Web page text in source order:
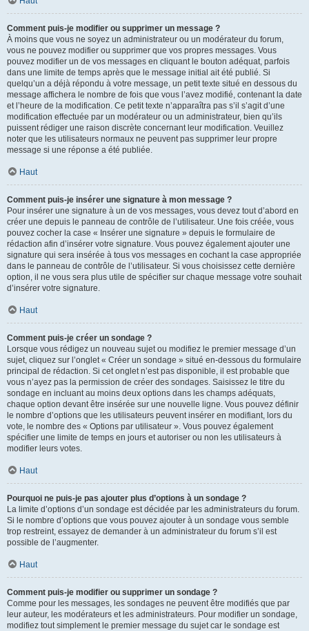
Comment puis-je modifier ou supprimer un message ?
À moins que vous ne soyez un administrateur ou un modérateur du forum,
vous ne pouvez modifier ou supprimer que vos propres messages. Vous
pouvez modifier un de vos messages en cliquant le bouton adéquat, parfois
dans une limite de temps après que le message initial ait été publié. Si
quelqu’un a déjà répondu à votre message, un petit texte situé en dessous du
message affichera le nombre de fois que vous l’avez modifié, contenant la date
et l’heure de la modification. Ce petit texte n’apparaîtra pas s’il s’agit d’une
modification effectuée par un modérateur ou un administrateur, bien qu’ils
puissent rédiger une raison discrète concernant leur modification. Veuillez
noter que les utilisateurs normaux ne peuvent pas supprimer leur propre
message si une réponse a été publiée.
Haut
Comment puis-je insérer une signature à mon message ?
Pour insérer une signature à un de vos messages, vous devez tout d’abord en
créer une depuis le panneau de contrôle de l’utilisateur. Une fois créée, vous
pouvez cocher la case « Insérer une signature » depuis le formulaire de
rédaction afin d’insérer votre signature. Vous pouvez également ajouter une
signature qui sera insérée à tous vos messages en cochant la case appropriée
dans le panneau de contrôle de l’utilisateur. Si vous choisissez cette dernière
option, il ne vous sera plus utile de spécifier sur chaque message votre souhait
d’insérer votre signature.
Haut
Comment puis-je créer un sondage ?
Lorsque vous rédigez un nouveau sujet ou modifiez le premier message d’un
sujet, cliquez sur l’onglet « Créer un sondage » situé en-dessous du formulaire
principal de rédaction. Si cet onglet n’est pas disponible, il est probable que
vous n’ayez pas la permission de créer des sondages. Saisissez le titre du
sondage en incluant au moins deux options dans les champs adéquats,
chaque option devant être insérée sur une nouvelle ligne. Vous pouvez définir
le nombre d’options que les utilisateurs peuvent insérer en modifiant, lors du
vote, le nombre des « Options par utilisateur ». Vous pouvez également
spécifier une limite de temps en jours et autoriser ou non les utilisateurs à
modifier leurs votes.
Haut
Pourquoi ne puis-je pas ajouter plus d’options à un sondage ?
La limite d’options d’un sondage est décidée par les administrateurs du forum.
Si le nombre d’options que vous pouvez ajouter à un sondage vous semble
trop restreint, essayez de demander à un administrateur du forum s’il est
possible de l’augmenter.
Haut
Comment puis-je modifier ou supprimer un sondage ?
Comme pour les messages, les sondages ne peuvent être modifiés que par
leur auteur, les modérateurs et les administrateurs. Pour modifier un sondage,
modifiez tout simplement le premier message du sujet car le sondage est